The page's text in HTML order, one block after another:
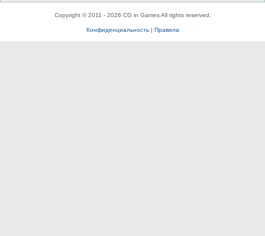
Copyright © 2011 - 2026 CG in Games All rights reserved.
Конфиденциальность| Правила